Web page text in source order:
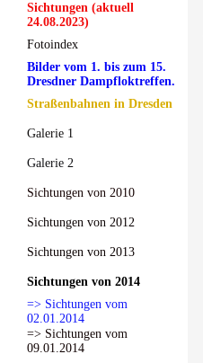
Sichtungen (aktuell
24.08.2023)
Fotoindex
Bilder vom 1. bis zum 15.
Dresdner Dampfloktreffen.
Straßenbahnen in Dresden
Galerie 1
Galerie 2
Sichtungen von 2010
Sichtungen von 2012
Sichtungen von 2013
Sichtungen von 2014
=> Sichtungen vom
02.01.2014
=> Sichtungen vom
09.01.2014